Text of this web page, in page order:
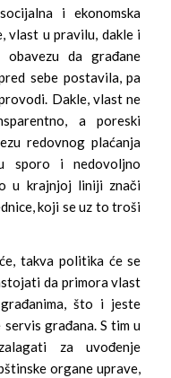
i ekonomska
vlast u pravilu, dakle i
da građane
sebe postavila, pa
Dakle, vlast ne
a poreski
redovnog plaćanja
sporo i nedovoljno
u krajnjoj liniji znači
koji se uz to troši
takva politika će se
da primora vlast
što i jeste
servis građana. S tim u
za uvođenje
organe uprave,